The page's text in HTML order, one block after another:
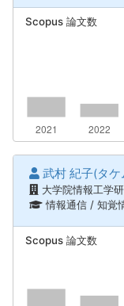
Scopus 論文数
武村 紀子(タ
大学院情報工学
情報通信 / 知覚情報処
Scopus 論文数